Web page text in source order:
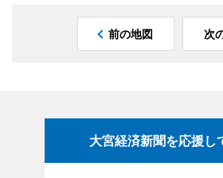
前の地図 次
大宮経済新聞を応援し